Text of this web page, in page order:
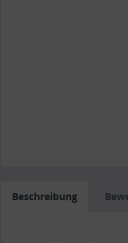
Beschreibung